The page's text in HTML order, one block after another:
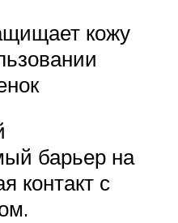
кожу
барьер на
контакт с